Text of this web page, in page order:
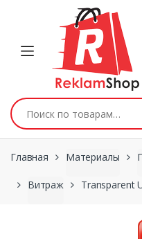
Перейти к навигации
Искать:
Главная Материалы
Витраж Transparent